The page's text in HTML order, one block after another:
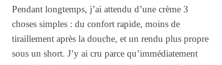
Pendant longtemps, j’ai attendu d’une crème 3
choses simples : du confort rapide, moins de
tiraillement après la douche, et un rendu plus propre
sous un short. J’y ai cru parce qu’immédiatement